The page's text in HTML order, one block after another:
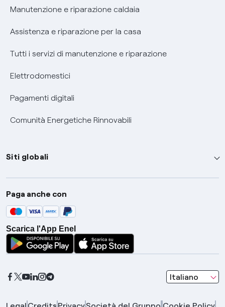
Informativa RAEE
Manutenzione e riparazione caldaia
Assistenza e riparazione per la casa
Tutti i servizi di manutenzione e riparazione
Elettrodomestici
Pagamenti digitali
Comunità Energetiche Rinnovabili
Siti globali
Enel Group
Enel Green Power
Global Trading
Global Procurement
Gridspertise
Paga anche con
Scarica l'App Enel
Italiano
seleziona una